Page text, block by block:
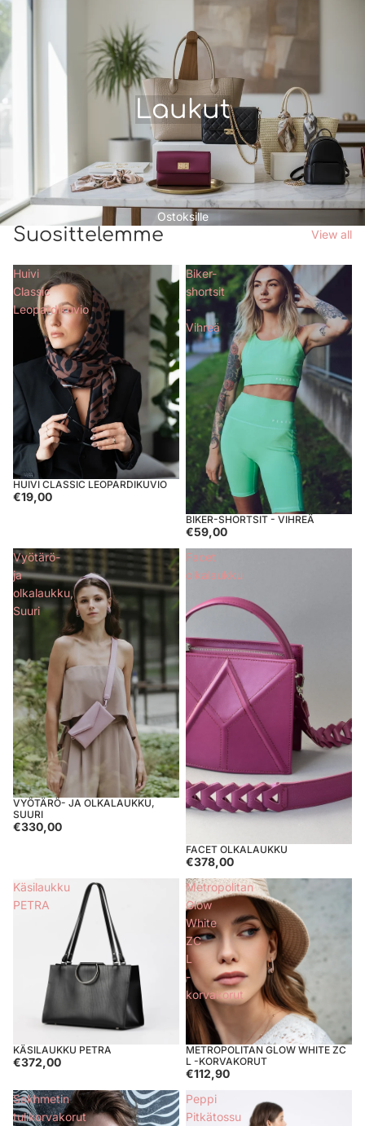
Laukut
Ostoksille
Suosittelemme View all
Huivi
Classic
Leopardikuvio
HUIVI CLASSIC LEOPARDIKUVIO
€19,00
Biker-
shortsit
-
Vihreä
BIKER-SHORTSIT - VIHREÄ
€59,00
Vyötärö-
ja
olkalaukku,
Suuri
Loppuunmyyty
VYÖTÄRÖ- JA OLKALAUKKU,
SUURI
€330,00
Facet
olkalaukku
Loppuunmyyty
FACET OLKALAUKKU
€378,00
Käsilaukku
PETRA
KÄSILAUKKU PETRA
€372,00
Metropolitan
Glow
White
ZC
L
-
korvakorut
METROPOLITAN GLOW WHITE ZC
L -KORVAKORUT
€112,90
Sekhmetin
tulikorvakorut
Peppi
Pitkätossu